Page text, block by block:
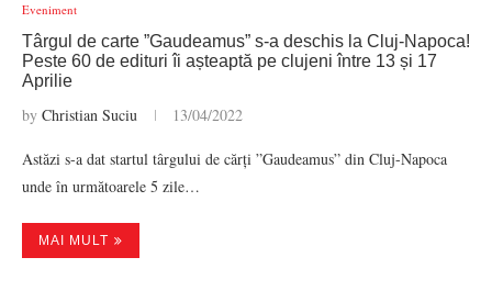
Eveniment
Târgul de carte ”Gaudeamus” s-a deschis la Cluj-Napoca!
Peste 60 de edituri îi așteaptă pe clujeni între 13 și 17
Aprilie
by Christian Suciu 13/04/2022
Astăzi s-a dat startul târgului de cărți ”Gaudeamus” din Cluj-Napoca
unde în următoarele 5 zile…
MAI MULT